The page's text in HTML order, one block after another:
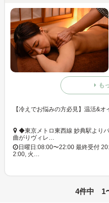
も
◆東京メトロ東西線 妙典駅より
曲がりヴィレ…
日曜日:08:00〜22:00 最終受付
2:00, 火…
4件中 1